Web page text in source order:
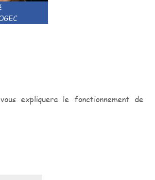
expliquera le fonctionnement de